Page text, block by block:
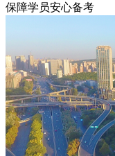
保障学员安心备考